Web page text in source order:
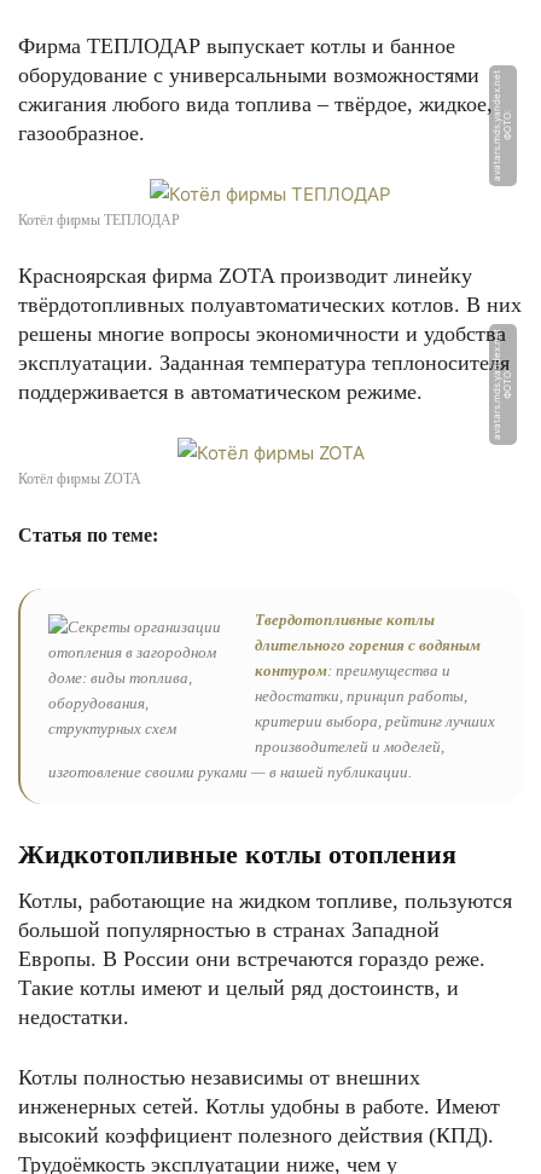
Фирма ТЕПЛОДАР выпускает котлы и банное
оборудование с универсальными возможностями
сжигания любого вида топлива – твёрдое, жидкое,
газообразное.
Ф
О
Т
О:
a
v
a
t
a
r
s.
m
d
s.
y
a
n
d
e
x.
n
e
t
Котёл фирмы ТЕПЛОДАР
Красноярская фирма ZOTA производит линейку
твёрдотопливных полуавтоматических котлов. В них
решены многие вопросы экономичности и удобства
эксплуатации. Заданная температура теплоносителя
поддерживается в автоматическом режиме.
Ф
О
Т
О:
a
v
a
t
a
r
s.
m
d
s.
y
a
n
d
e
x.
n
e
t
Котёл фирмы ZOTA
Статья по теме:
Твердотопливные котлы
длительного горения с водяным
контуром: преимущества и
недостатки, принцип работы,
критерии выбора, рейтинг лучших
производителей и моделей,
изготовление своими руками — в нашей публикации.
Жидкотопливные котлы отопления
Котлы, работающие на жидком топливе, пользуются
большой популярностью в странах Западной
Европы. В России они встречаются гораздо реже.
Такие котлы имеют и целый ряд достоинств, и
недостатки.
Котлы полностью независимы от внешних
инженерных сетей. Котлы удобны в работе. Имеют
высокий коэффициент полезного действия (КПД).
Трудоёмкость эксплуатации ниже, чем у